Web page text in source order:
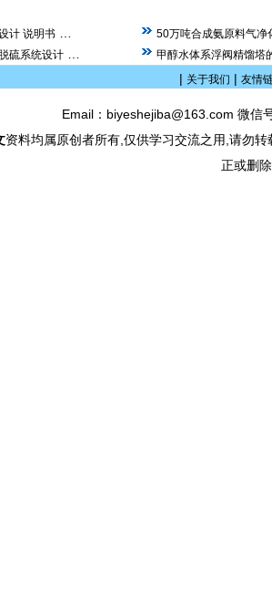
计 说明书
50万吨合成氨原料气净
硫系统设计
甲醇水体系浮阀精馏塔
| 关于我们 | 友情
Email：biyeshejiba@163.com 微
资料均属原创者所有,仅供学习交流之用,请勿
正或删